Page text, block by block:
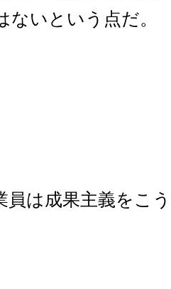
ないという点だ。
員は成果主義をこ